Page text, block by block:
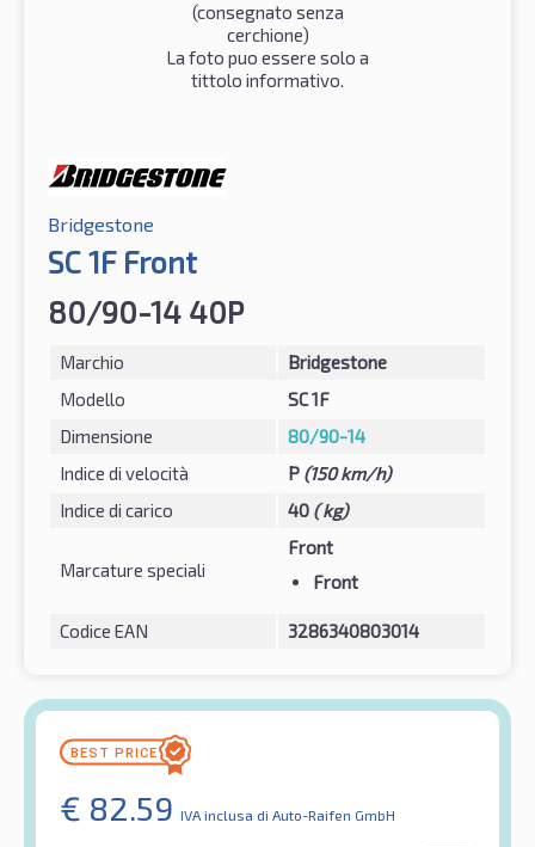
(consegnato senza
cerchione)
La foto puo essere solo a
tittolo informativo.
Bridgestone
SC 1F Front
80/90-14 40P
Marchio
Bridgestone
Modello
SC 1F
Dimensione
80/90-14
Indice di velocità
P (150 km/h)
Indice di carico
40 ( kg)
Marcature speciali
Front
Front
Codice EAN 3286340803014
€ 82.59 IVA inclusa di Auto-Raifen GmbH